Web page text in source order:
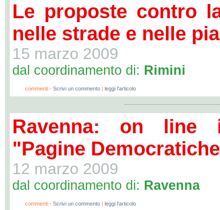
Le proposte contro
nelle strade e nelle
15 marzo 2009
dal coordinamento di: Rimini
commenti - Scrivi un commento | leggi l'articolo
Ravenna: on line
"Pagine
12 marzo 2009
dal coordinamento di: Ravenna
commenti - Scrivi un commento | leggi l'articolo